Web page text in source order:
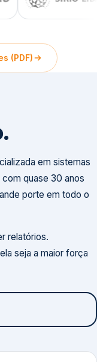
(PDF)
em sistemas
quase 30 anos
porte em todo o
relatórios.
seja a maior força